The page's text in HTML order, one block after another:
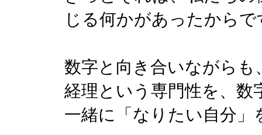
じる何かがあったからで
数字と向き合いながら
経理という専門性を、数
一緒に「なりたい自分